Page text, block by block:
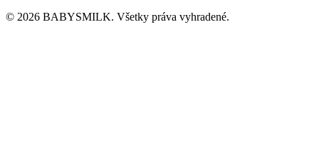
© 2026 BABYSMILK. Všetky práva vyhradené.